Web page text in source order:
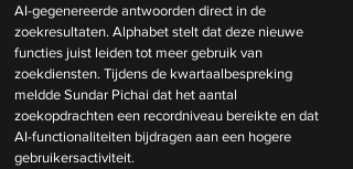
AI-gegenereerde antwoorden direct in de
zoekresultaten. Alphabet stelt dat deze nieuwe
functies juist leiden tot meer gebruik van
zoekdiensten. Tijdens de kwartaalbespreking
meldde Sundar Pichai dat het aantal
zoekopdrachten een recordniveau bereikte en dat
AI-functionaliteiten bijdragen aan een hogere
gebruikersactiviteit.